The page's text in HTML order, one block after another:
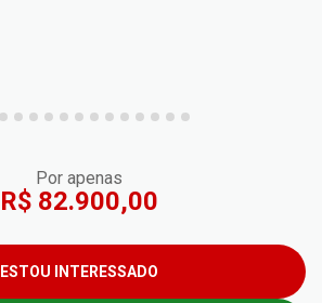
Por apenas
R$ 82.900,00
ESTOU INTERESSADO